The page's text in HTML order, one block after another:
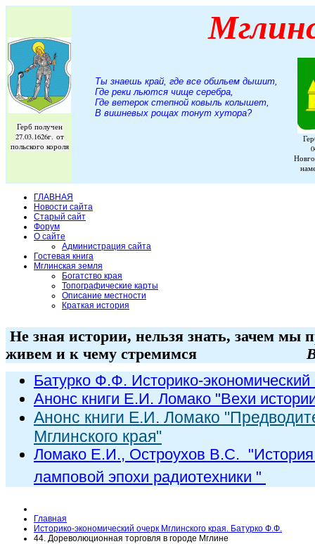
Герб получен
27.03.1626г. от
польского короля
Ты знаешь край, где все обильем дышит,
Где реки льются чище серебра,
Где ветерок степной ковыль колышет,
В вишневых рощах тонут хутора?
ГЛАВНАЯ
Новости сайта
Старый сайт
Форум
О сайте
Администрация сайта
Гостевая книга
Мглинская земля
Богатство края
Топографические карты
Описание местности
Краткая история
Не зная истории, нельзя знать, зачем мы
живем и к чему стремимся
Батурко Ф.Ф. Историко-экономический
Анонс книги Е.И. Ломако "Вехи
Анонс книги Е.И. Ломако
Мглинского края"
Ломако Е.И., Остроухов В.С. "
ламповой эпохи радиотехники "
Главная
Историко-экономический очерк Мглинского края. Батурко Ф.Ф.
44. Дореволюционная торговля в городе Мглине